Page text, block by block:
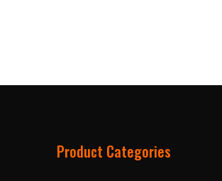
Product Categories